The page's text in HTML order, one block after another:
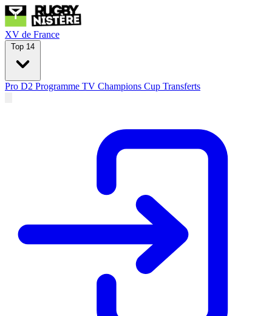
XV de France
Top 14
Pro D2 Programme TV Champions Cup Transferts